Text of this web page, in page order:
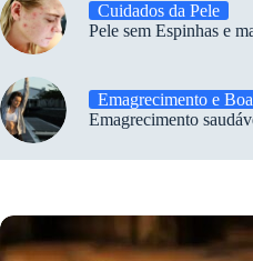
Cuidados da Pele
Pele sem Espinhas e
Emagrecimento e
Emagrecimento